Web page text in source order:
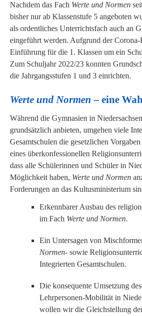
Nachdem das Fach Werte und Normen
bisher nur ab Klassenstufe 5 angeboten
als ordentliches Unterrichtsfach auch an
eingeführt werden. Aufgrund der Corona-
Einführung für die 1. Klassen um ein
Zum Schuljahr 2022/23 konnten
die Jahrgangsstufen 1 und 3 einrichten.
Werte und Normen – eine
Während die Gymnasien in Niedersachsen
grundsätzlich anbieten, umgehen viele
Gesamtschulen die gesetzlichen
eines überkonfessionellen
dass alle Schülerinnen und Schüler in
Möglichkeit haben, Werte und Normen
Forderungen an das Kultusministerium
Erkennbarer Ausbau des
im Fach Werte und Normen.
Ein Untersagen von
Normen- sowie
Integrierten Gesamtschulen.
Die konsequente Umsetzung
Lehrpersonen-Mobilität in
wollen wir die Gleichstellung